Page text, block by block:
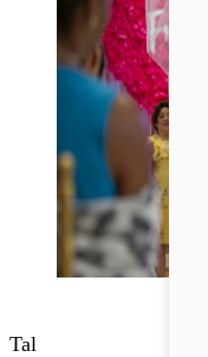
Tal